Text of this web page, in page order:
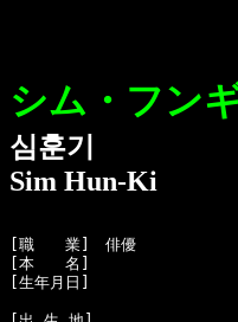
シム・フン
심훈기
Sim Hun-Ki
[職　　業]　俳優
[本　　名]
[生年月日]